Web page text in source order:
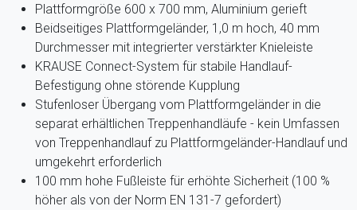
Plattformgröße 600 x 700 mm, Aluminium gerieft
Beidseitiges Plattformgeländer, 1,0 m hoch, 40 mm
Durchmesser mit integrierter verstärkter Knieleiste
KRAUSE Connect-System für stabile Handlauf-
Befestigung ohne störende Kupplung
Stufenloser Übergang vom Plattformgeländer in die
separat erhältlichen Treppenhandläufe - kein Umfassen
von Treppenhandlauf zu Plattformgeländer-Handlauf und
umgekehrt erforderlich
100 mm hohe Fußleiste für erhöhte Sicherheit (100 %
höher als von der Norm EN 131-7 gefordert)